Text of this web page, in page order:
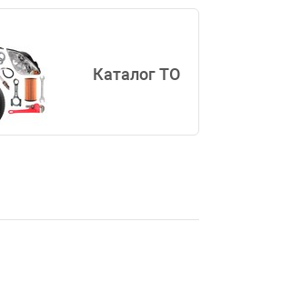
Каталог ТО